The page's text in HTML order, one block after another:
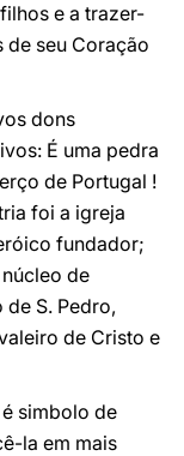
e a trazer-
de seu Coração
dons
É uma pedra
de Portugal !
foi a igreja
fundador;
de
S. Pedro,
de Cristo e
simbolo de
la em mais